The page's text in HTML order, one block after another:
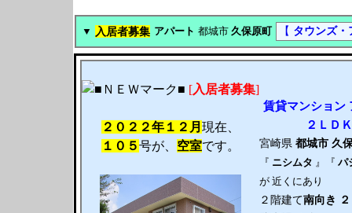
▼ 入居者募集 アパート 都城市 久保原町 【 タウンズ・
[入居者募集]
２０２２年１２月現在、
１０５号が、 空室です。
賃貸マンション
２ＬＤ
宮崎県都城市 久
『 ニシムタ 』『パ
が 近くにあり
２階建て南向き